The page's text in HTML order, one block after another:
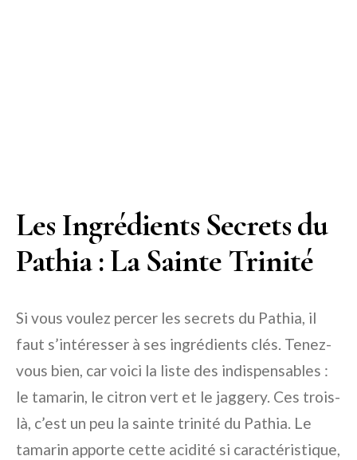
Les Ingrédients Secrets du
Pathia : La Sainte Trinité
Si vous voulez percer les secrets du Pathia, il
faut s’intéresser à ses ingrédients clés. Tenez-
vous bien, car voici la liste des indispensables :
le tamarin, le citron vert et le jaggery. Ces trois-
là, c’est un peu la sainte trinité du Pathia. Le
tamarin apporte cette acidité si caractéristique,